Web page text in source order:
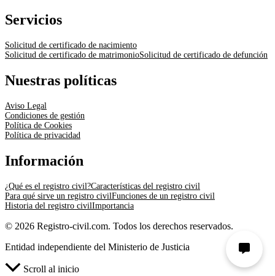
Servicios
Solicitud de certificado de nacimiento
Solicitud de certificado de matrimonioSolicitud de certificado de defunción
Nuestras políticas
Aviso Legal
Condiciones de gestión
Política de Cookies
Política de privacidad
Información
¿Qué es el registro civil?Características del registro civil
Para qué sirve un registro civilFunciones de un registro civil
Historia del registro civilImportancia
© 2026 Registro-civil.com. Todos los derechos reservados.
Entidad independiente del Ministerio de Justicia
Scroll al inicio